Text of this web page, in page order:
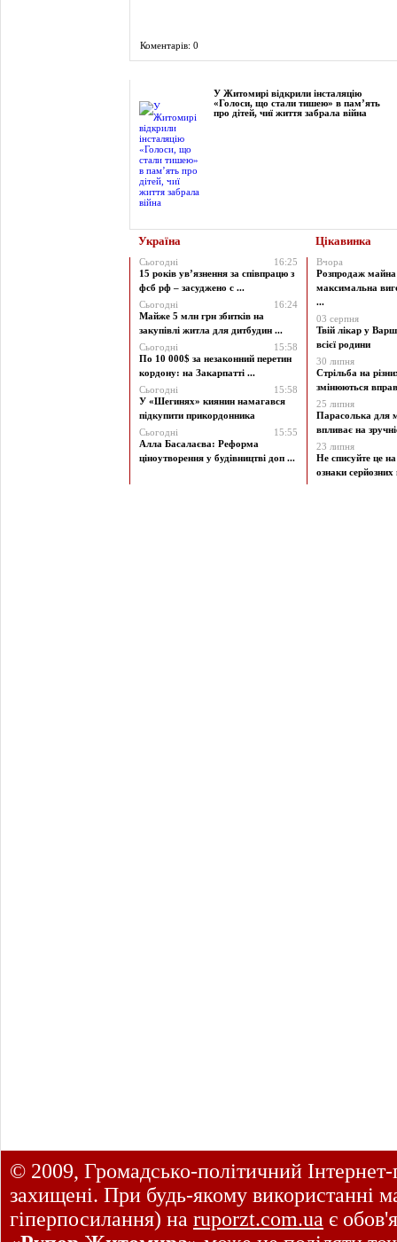
Коментарів: 0
У Житомирі відкрили інсталяцію
«Голоси, що стали тишею» в пам’ять
про дітей, чиї життя забрала війна
Україна Цікавинка
Сьогодні
16:25
15 років ув’язнення за співпрацю з
фсб рф – засуджено с ...
Сьогодні
16:24
Майже 5 млн грн збитків на
закупівлі житла для дитбудин ...
Сьогодні
15:58
По 10 000$ за незаконний перетин
кордону: на Закарпатті ...
Сьогодні
15:58
У «Шегинях» киянин намагався
підкупити прикордонника
Сьогодні
15:55
Алла Басалаєва: Реформа
ціноутворення у будівництві доп ...
Вчора
Розпродаж майна
максимальна
...
03 серпня
Твій лікар у
всієї родини
30 липня
Стрільба на
змінюються
25 липня
Парасолька для
впливає на
23 липня
Не списуйте це
ознаки
© 2009, Громадсько-політичний
захищені. При будь-якому використанні
гіперпосилання) на ruporzt.com.ua є